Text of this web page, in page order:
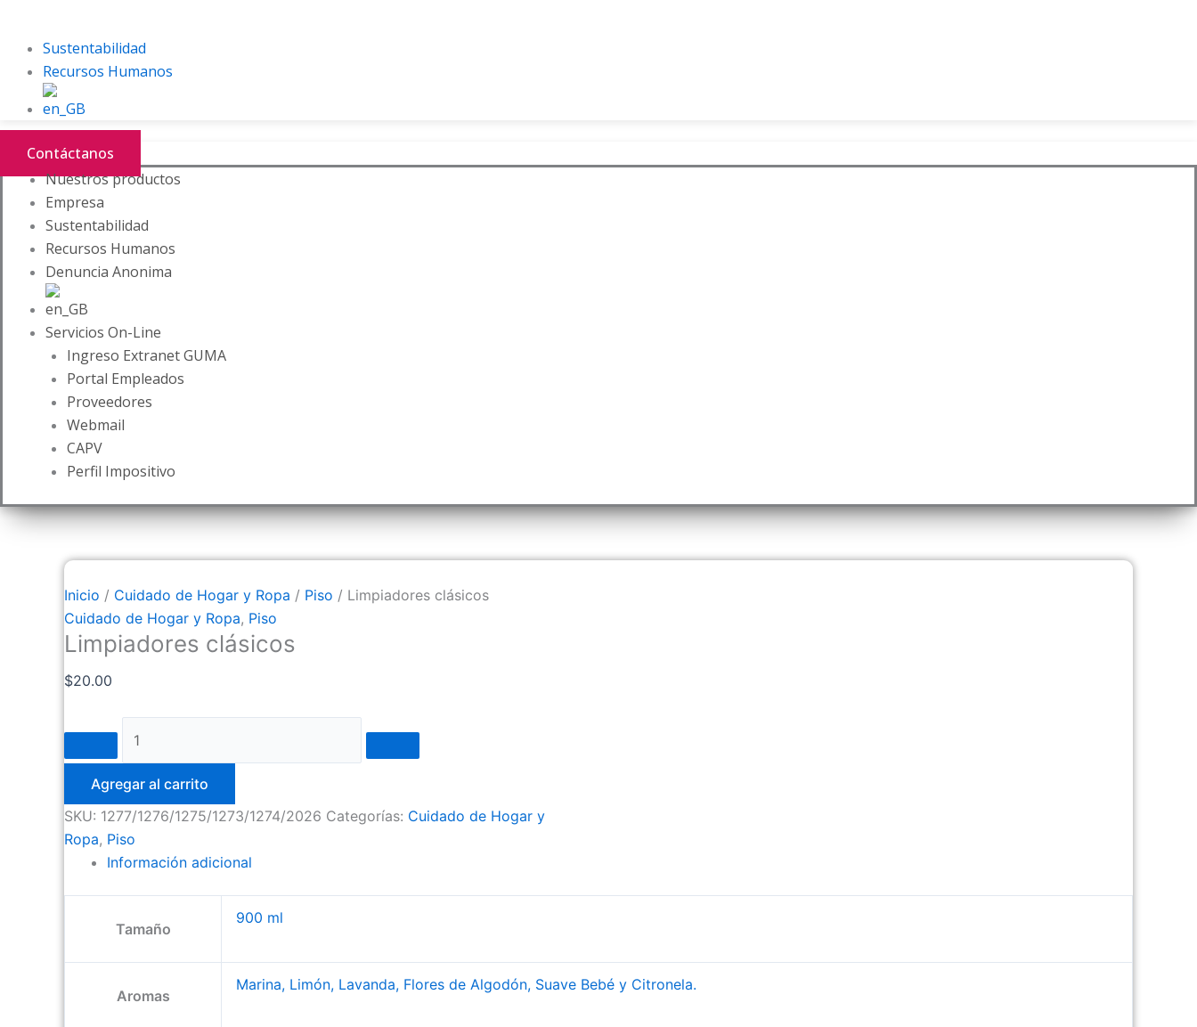
Sustentabilidad
Recursos Humanos
Contáctanos
Nuestros productos
Empresa
Sustentabilidad
Recursos Humanos
Denuncia Anonima
Servicios On-Line
Ingreso Extranet GUMA
Portal Empleados
Proveedores
Webmail
CAPV
Perfil Impositivo
Inicio / Cuidado de Hogar y Ropa / Piso / Limpiadores clásicos
Cuidado de Hogar y Ropa, Piso
Limpiadores clásicos
$20.00
Agregar al carrito
SKU: 1277/1276/1275/1273/1274/2026 Categorías: Cuidado de Hogar y
Ropa, Piso
Información adicional
Tamaño
900 ml
Aromas
Marina, Limón, Lavanda, Flores de Algodón, Suave Bebé y Citronela.